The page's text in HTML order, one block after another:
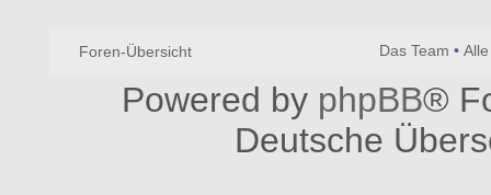
Foren-Übersicht Das Team •
Powered by phpBB®
Deutsche